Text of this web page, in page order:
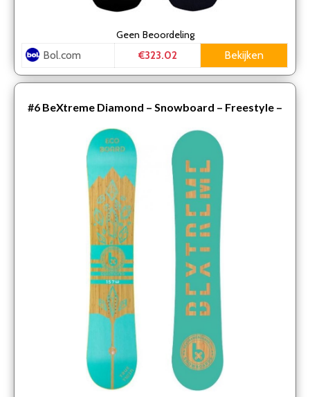
Geen Beoordeling
Bol.com €323.02 Bekijken
#6 BeXtreme Diamond – Snowboard – Freestyle –
152 cm (wide)